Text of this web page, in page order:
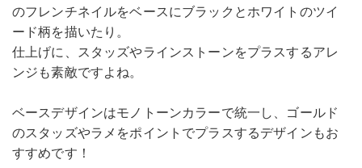
のフレンチネイルをベースにブラックとホワイトのツイ
ード柄を描いたり。
仕上げに、スタッズやラインストーンをプラスするアレ
ンジも素敵ですよね。
ベースデザインはモノトーンカラーで統一し、ゴールド
のスタッズやラメをポイントでプラスするデザインもお
すすめです！